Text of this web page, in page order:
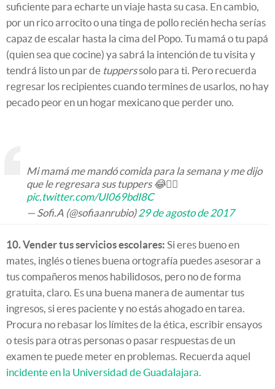
suficiente para echarte un viaje hasta su casa. En cambio,
por un rico arrocito o una tinga de pollo recién hecha serías
capaz de escalar hasta la cima del Popo. Tu mamá o tu papá
(quien sea que cocine) ya sabrá la intención de tu visita y
tendrá listo un par de tupperssolo para ti. Pero recuerda
regresar los recipientes cuando termines de usarlos, no hay
pecado peor en un hogar mexicano que perder uno.
Mi mamá me mandó comida para la semana y me dijo
que le regresara sus tuppers 😂👇🏽
pic.twitter.com/UI069bdI8C
— Sofi.A (@sofiaanrubio)29 de agosto de 2017
10. Vender tus servicios escolares: Si eres bueno en
mates, inglés o tienes buena ortografía puedes asesorar a
tus compañeros menos habilidosos, pero no de forma
gratuita, claro. Es una buena manera de aumentar tus
ingresos, si eres paciente y no estás ahogado en tarea.
Procura no rebasar los límites de la ética, escribir ensayos
o tesis para otras personas o pasar respuestas de un
examen te puede meter en problemas. Recuerda aquel
incidente en la Universidad de Guadalajara.